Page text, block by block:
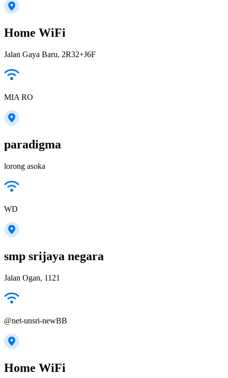
Home WiFi
Jalan Gaya Baru, 2R32+J6F
MIA RO
paradigma
lorong asoka
WD
smp srijaya negara
Jalan Ogan, 1121
@net-unsri-newBB
Home WiFi